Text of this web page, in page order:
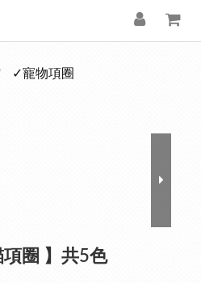
✓寵物項圈
圈 】共5色